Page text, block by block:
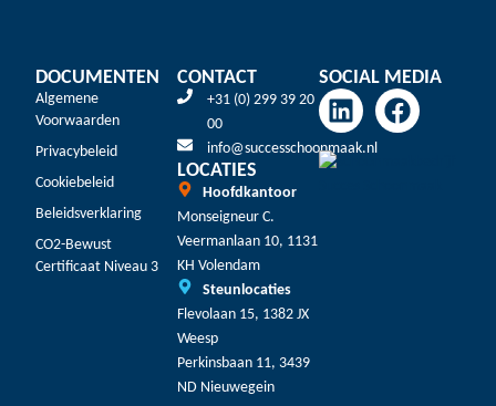
DOCUMENTEN
Algemene
Voorwaarden
Privacybeleid
Cookiebeleid
Beleidsverklaring
CO2-Bewust
Certificaat Niveau 3
CONTACT
+31 (0) 299 39 20
00
info@successchoonmaak.nl
LOCATIES
Hoofdkantoor
Monseigneur C.
Veermanlaan 10, 1131
KH Volendam
Steunlocaties
Flevolaan 15, 1382 JX
Weesp
Perkinsbaan 11, 3439
ND Nieuwegein
SOCIAL MEDIA